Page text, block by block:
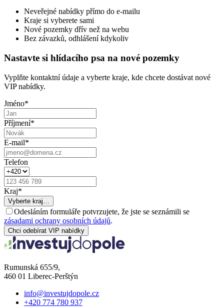
Neveřejné nabídky přímo do e-mailu
Kraje si vyberete sami
Nové pozemky dřív než na webu
Bez závazků, odhlášení kdykoliv
Nastavte si hlídacího psa na nové pozemky
Vyplňte kontaktní údaje a vyberte kraje, kde chcete dostávat nové
VIP nabídky.
Jméno*
Příjmení*
E-mail*
Telefon
Kraj*
Vyberte kraj…
Odesláním formuláře potvrzujete, že jste se seznámili se
zásadami ochrany osobních údajů.
Chci odebírat VIP nabídky
Rumunská 655/9,
460 01 Liberec-Perštýn
info@investujdopole.cz
+420 774 780 937